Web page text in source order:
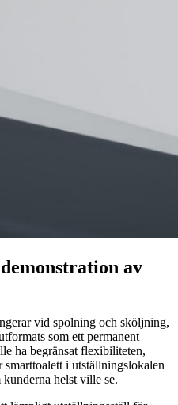
av
vid spolning och sköljning,
som ett permanent
ha begränsat flexibiliteten,
smarttoalett i utställningslokalen
helst ville se.